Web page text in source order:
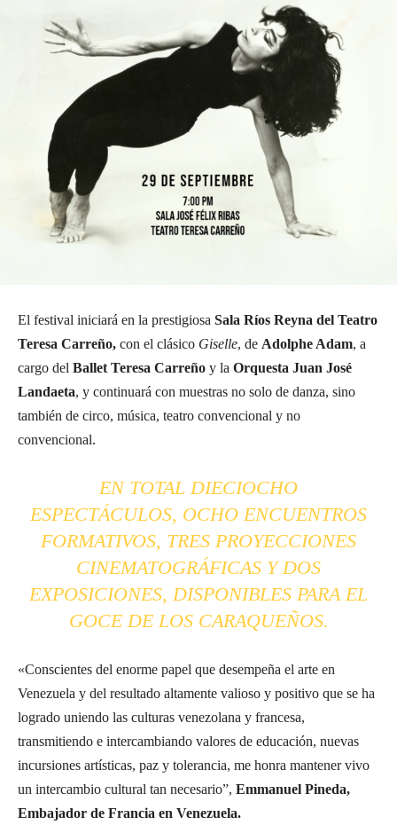
El festival iniciará en la prestigiosa Sala Ríos Reyna del Teatro
Teresa Carreño, con el clásico Giselle, de Adolphe Adam, a
cargo del Ballet Teresa Carreño y la Orquesta Juan José
Landaeta, y continuará con muestras no solo de danza, sino
también de circo, música, teatro convencional y no
convencional.
EN TOTAL DIECIOCHO
ESPECTÁCULOS, OCHO ENCUENTROS
FORMATIVOS, TRES PROYECCIONES
CINEMATOGRÁFICAS Y DOS
EXPOSICIONES, DISPONIBLES PARA EL
GOCE DE LOS CARAQUEÑOS.
«Conscientes del enorme papel que desempeña el arte en
Venezuela y del resultado altamente valioso y positivo que se ha
logrado uniendo las culturas venezolana y francesa,
transmitiendo e intercambiando valores de educación, nuevas
incursiones artísticas, paz y tolerancia, me honra mantener vivo
un intercambio cultural tan necesario”, Emmanuel Pineda,
Embajador de Francia en Venezuela.